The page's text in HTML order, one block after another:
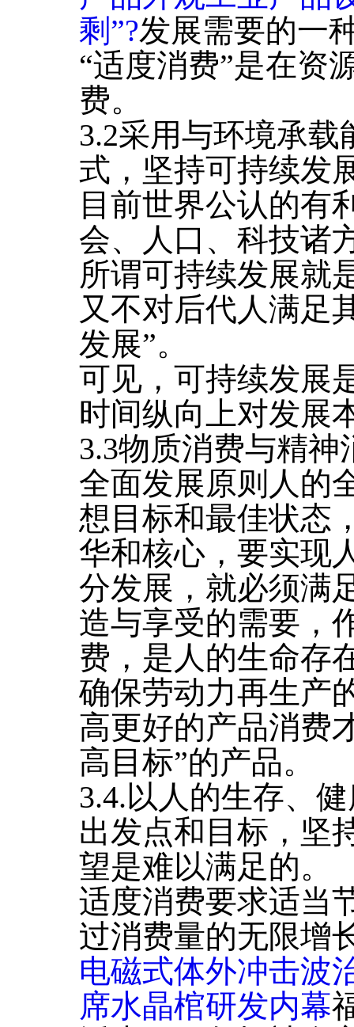
剩”?发展需要的一
“适度消费”是在资
费。
3.2采用与环境承
式，坚持可持续发
目前世界公认的有
会、人口、科技诸
所谓可持续发展就
又不对后代人满足
发展”。
可见，可持续发展
时间纵向上对发展
3.3物质消费与精
全面发展原则人的
想目标和最佳状态
华和核心，要实现
分发展，就必须满
造与享受的需要，
费，是人的生命存
确保劳动力再生产
高更好的产品消费
高目标”的产品。
3.4.以人的生存、
出发点和目标，坚
望是难以满足的。
适度消费要求适当
过消费量的无限增
电磁式体外冲击波
席水晶棺研发内幕